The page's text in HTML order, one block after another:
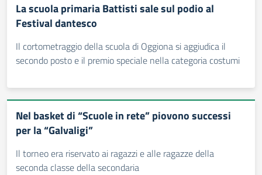
La scuola primaria Battisti sale sul podio al
Festival dantesco
Il cortometraggio della scuola di Oggiona si aggiudica il
secondo posto e il premio speciale nella categoria costumi
Nel basket di “Scuole in rete” piovono successi
per la “Galvaligi”
Il torneo era riservato ai ragazzi e alle ragazze della
seconda classe della secondaria